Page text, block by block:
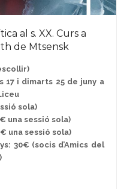
al s. XX. Curs a
de Mtsensk
17 i dimarts 25 de juny a
sola)
una sessió sola)
una sessió sola)
30€ (socis d’Amics del